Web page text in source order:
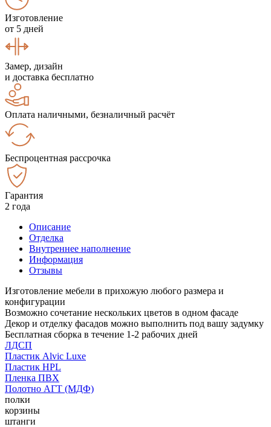
Изготовление
от 5 дней
Замер, дизайн
и доставка бесплатно
Оплата наличными, безналичный расчёт
Беспроцентная рассрочка
Гарантия
2 года
Описание
Отделка
Внутреннее наполнение
Информация
Отзывы
Изготовление мебели в прихожую любого размера и
конфигурации
Возможно сочетание нескольких цветов в одном фасаде
Декор и отделку фасадов можно выполнить под вашу задумку
Бесплатная сборка в течение 1-2 рабочих дней
ЛДСП
Пластик Alvic Luxe
Пластик HPL
Пленка ПВХ
Полотно АГТ (МДФ)
полки
корзины
штанги